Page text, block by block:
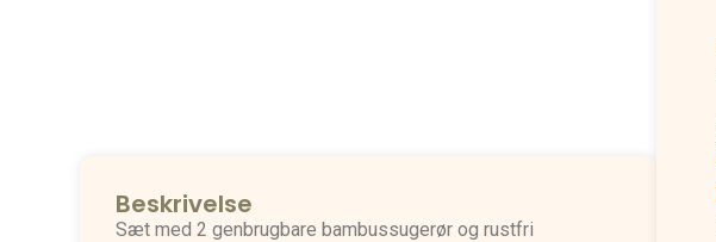
Beskrivelse
Sæt med 2 genbrugbare bambussugerør og rustfri